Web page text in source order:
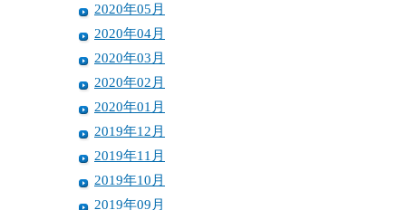
2020年05月
2020年04月
2020年03月
2020年02月
2020年01月
2019年12月
2019年11月
2019年10月
2019年09月